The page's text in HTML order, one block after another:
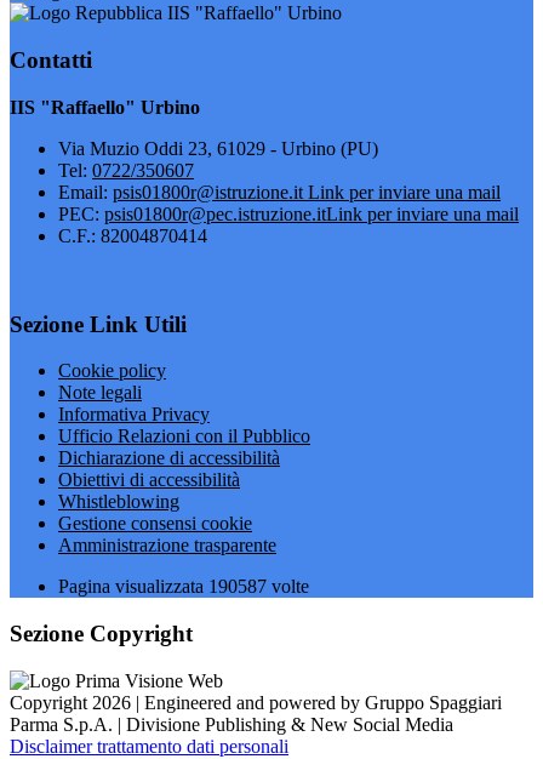
IIS "Raffaello" Urbino
Contatti
IIS "Raffaello" Urbino
Via Muzio Oddi 23, 61029 - Urbino (PU)
Tel: 0722/350607
Email: psis01800r@istruzione.it Link per inviare una mail
PEC: psis01800r@pec.istruzione.itLink per inviare una mail
C.F.: 82004870414
Sezione Link Utili
Cookie policy
Note legali
Informativa Privacy
Ufficio Relazioni con il Pubblico
Dichiarazione di accessibilità
Obiettivi di accessibilità
Whistleblowing
Gestione consensi cookie
Amministrazione trasparente
Pagina visualizzata 190587 volte
Sezione Copyright
Copyright 2026 | Engineered and powered by Gruppo Spaggiari
Parma S.p.A. | Divisione Publishing & New Social Media
Disclaimer trattamento dati personali